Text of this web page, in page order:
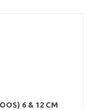
6 & 12 CM